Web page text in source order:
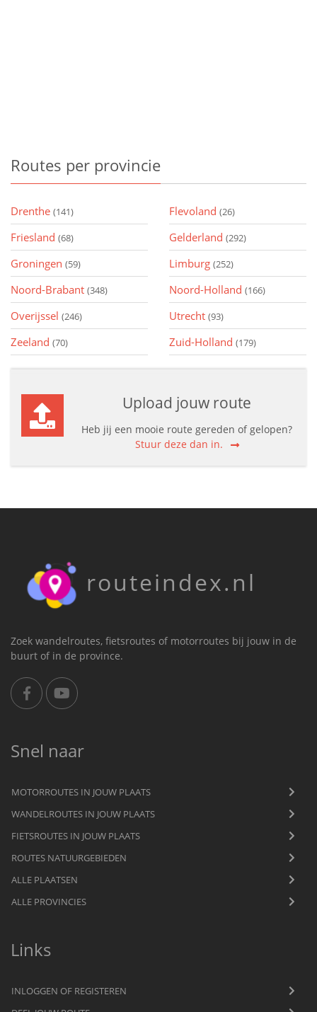
Routes per provincie
Drenthe (141) Flevoland (26)
Friesland (68) Gelderland (292)
Groningen (59) Limburg (252)
Noord-Brabant (348) Noord-Holland (166)
Overijssel (246) Utrecht (93)
Zeeland (70) Zuid-Holland (179)
Upload jouw route
Heb jij een mooie route gereden of gelopen?
Stuur deze dan in.
routeindex.nl
Zoek wandelroutes, fietsroutes of motorroutes bij jouw in de
buurt of in de province.
Snel naar
MOTORROUTES IN JOUW PLAATS
WANDELROUTES IN JOUW PLAATS
FIETSROUTES IN JOUW PLAATS
ROUTES NATUURGEBIEDEN
ALLE PLAATSEN
ALLE PROVINCIES
Links
INLOGGEN OF REGISTEREN